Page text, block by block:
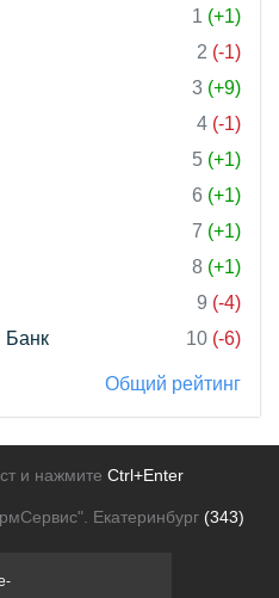
1 (+1)
2 (-1)
3 (+9)
4 (-1)
5 (+1)
6 (+1)
7 (+1)
8 (+1)
9 (-4)
Банк
10 (-6)
Общий рейтинг
и нажмите Ctrl+Enter
Екатеринбург (343)